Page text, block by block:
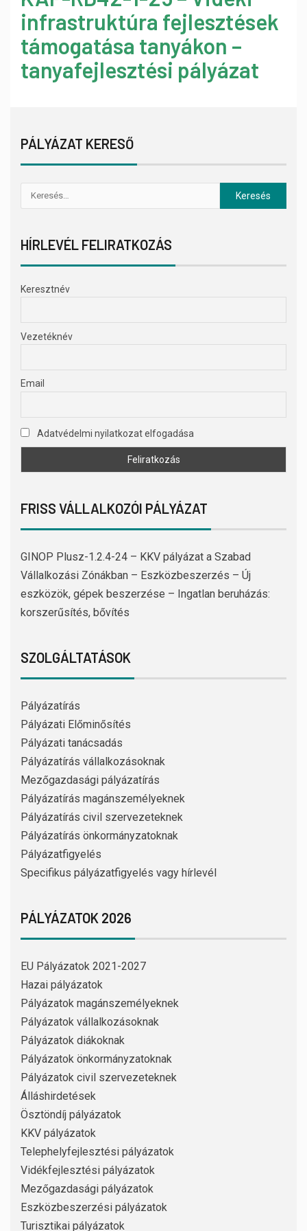
infrastruktúra fejlesztések
támogatása tanyákon –
tanyafejlesztési pályázat
PÁLYÁZAT KERESŐ
HÍRLEVÉL FELIRATKOZÁS
Keresztnév
Vezetéknév
Email
Adatvédelmi nyilatkozat elfogadása
FRISS VÁLLALKOZÓI PÁLYÁZAT
GINOP Plusz-1.2.4-24 – KKV pályázat a Szabad
Vállalkozási Zónákban – Eszközbeszerzés – Új
eszközök, gépek beszerzése – Ingatlan beruházás:
korszerűsítés, bővítés
SZOLGÁLTATÁSOK
Pályázatírás
Pályázati Előminősítés
Pályázati tanácsadás
Pályázatírás vállalkozásoknak
Mezőgazdasági pályázatírás
Pályázatírás magánszemélyeknek
Pályázatírás civil szervezeteknek
Pályázatírás önkormányzatoknak
Pályázatfigyelés
Specifikus pályázatfigyelés vagy hírlevél
PÁLYÁZATOK 2026
EU Pályázatok 2021-2027
Hazai pályázatok
Pályázatok magánszemélyeknek
Pályázatok vállalkozásoknak
Pályázatok diákoknak
Pályázatok önkormányzatoknak
Pályázatok civil szervezeteknek
Álláshirdetések
Ösztöndíj pályázatok
KKV pályázatok
Telephelyfejlesztési pályázatok
Vidékfejlesztési pályázatok
Mezőgazdasági pályázatok
Eszközbeszerzési pályázatok
Turisztikai pályázatok